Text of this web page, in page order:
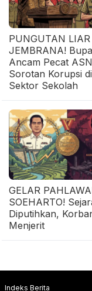
PUNGUTAN LIAR
JEMBRANA!
Ancam Pecat
Sorotan Korupsi di
Sektor Sekolah
GELAR
SOEHARTO!
Diputihkan,
Menjerit
Indeks Berita